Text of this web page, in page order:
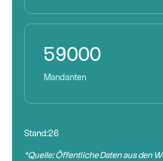
59000
Mandanten
Stand:26
*Quelle: Öffentliche Daten aus den